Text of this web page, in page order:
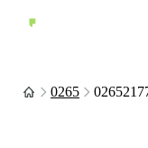
0265